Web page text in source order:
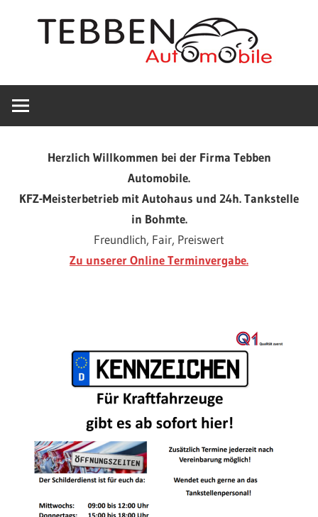
Tebben
Automobile
in
Bohmte
KFZ
Autohaus
und
24h.
Tankstelle
haben
die
Herzlich Willkommen bei der Firma Tebben
Automobile.
KFZ-Meisterbetrieb mit Autohaus und 24h. Tankstelle
in Bohmte.
Freundlich, Fair, Preiswert
Zu unserer Online Terminvergabe.